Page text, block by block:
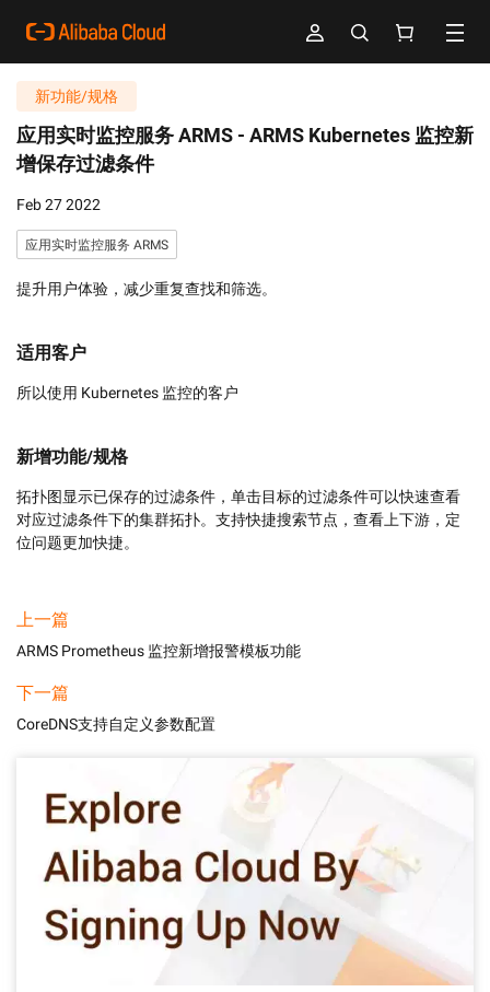
新功能/规格
应用实时监控服务 ARMS - ARMS Kubernetes 监控新
增保存过滤条件
Feb 27 2022
应用实时监控服务 ARMS
提升用户体验，减少重复查找和筛选。
适用客户
所以使用 Kubernetes 监控的客户
新增功能/规格
拓扑图显示已保存的过滤条件，单击目标的过滤条件可以快速查看
对应过滤条件下的集群拓扑。支持快捷搜索节点，查看上下游，定
位问题更加快捷。
上一篇
ARMS Prometheus 监控新增报警模板功能
下一篇
CoreDNS支持自定义参数配置